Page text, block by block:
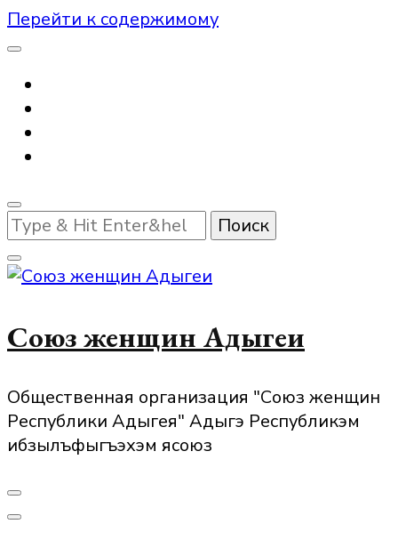
Перейти к содержимому
Ищите
что-
то?
Союз женщин Адыгеи
Общественная организация "Союз женщин
Республики Адыгея" Адыгэ Республикэм
ибзылъфыгъэхэм ясоюз